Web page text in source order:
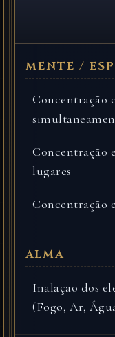
Concentração
Concentração
lugares
Concentração
Inalação dos
(Fogo, Ar,